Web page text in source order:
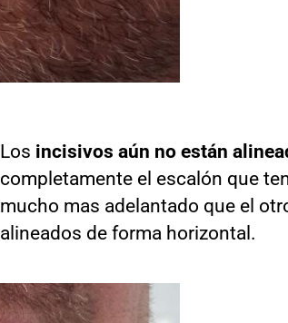
Los incisivos aún no están
completamente el escalón que
mucho mas adelantado que el
alineados de forma horizontal.